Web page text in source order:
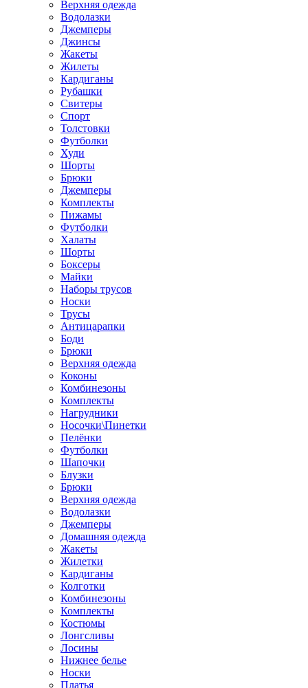
Верхняя одежда
Водолазки
Джемперы
Джинсы
Жакеты
Жилеты
Кардиганы
Рубашки
Свитеры
Спорт
Толстовки
Футболки
Худи
Шорты
Брюки
Джемперы
Комплекты
Пижамы
Футболки
Халаты
Шорты
Боксеры
Майки
Наборы трусов
Носки
Трусы
Антицарапки
Боди
Брюки
Верхняя одежда
Коконы
Комбинезоны
Комплекты
Нагрудники
Носочки\Пинетки
Пелёнки
Футболки
Шапочки
Блузки
Брюки
Верхняя одежда
Водолазки
Джемперы
Домашняя одежда
Жакеты
Жилетки
Кардиганы
Колготки
Комбинезоны
Комплекты
Костюмы
Лонгсливы
Лосины
Нижнее белье
Носки
Платья